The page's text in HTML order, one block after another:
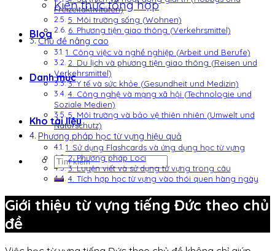
Kiến thức tổng hợp
Blog
Danh mục
Kho tài liệu
Tìm
kiếm:
Freizeitaktivitäten)
5. Môi trường sống (Wohnen)
6. Phương tiện giao thông (Verkehrsmittel)
Chủ đề nâng cao
1. Công việc và nghề nghiệp (Arbeit und Berufe)
2. Du lịch và phương tiện giao thông (Reisen und
Verkehrsmittel)
3. Y tế và sức khỏe (Gesundheit und Medizin)
4. Công nghệ và mạng xã hội (Technologie und
Soziale Medien)
5. Môi trường và bảo vệ thiên nhiên (Umwelt und
Naturschutz)
Phương pháp học từ vựng hiệu quả
1. Sử dụng Flashcards và ứng dụng học từ vựng
2. Phương pháp Loci
3. Luyện viết và sử dụng từ vựng trong câu
4. Tích hợp học từ vựng vào thói quen hàng ngày
Giới thiệu từ vựng tiếng Đức theo chủ
đề